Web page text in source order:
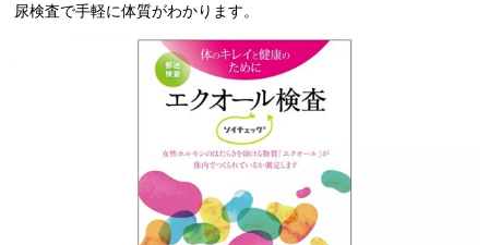
尿検査で手軽に体質がわかります。